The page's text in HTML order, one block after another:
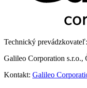
Technický prevádzkovateľ:
Galileo Corporation s.r.o.,
Kontakt: Galileo